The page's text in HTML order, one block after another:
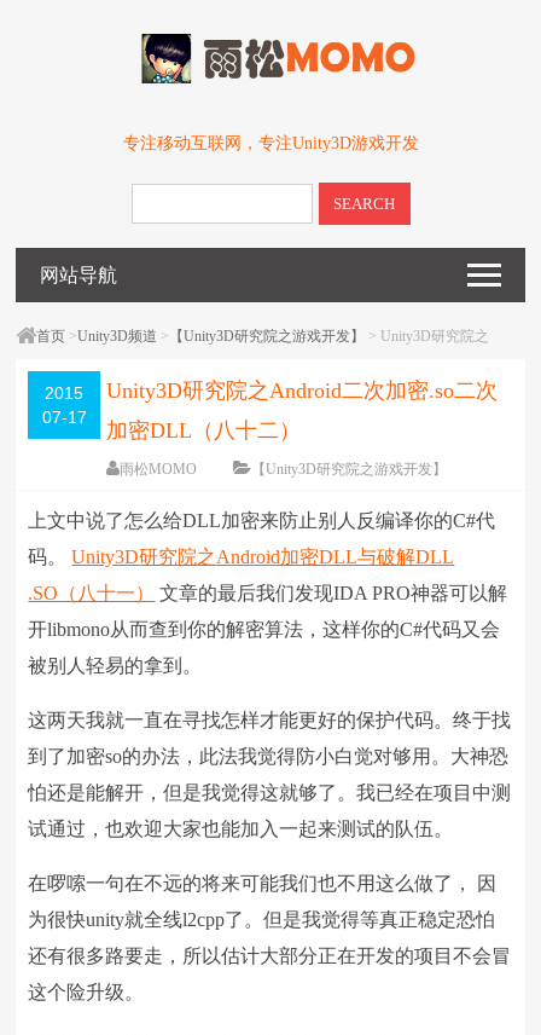
专注移动互联网，专注Unity3D游戏开发
SEARCH
网站导航
首页 >Unity3D频道 > 【Unity3D研究院之游戏开发】
> Unity3D研究院之
2015
07-17
Unity3D研究院之Android二次加密.so二次
加密DLL（八十二）
雨松MOMO
【Unity3D研究院之游戏开发】
编辑日期：2016-12-01 字体：大中小
上文中说了怎么给DLL加密来防止别人反编译你的C#代
码。Unity3D研究院之Android加密DLL与破解DLL
.SO（八十一）
文章的最后我们发现IDA PRO神器可以解
开libmono从而查到你的解密算法，这样你的C#代码又会
被别人轻易的拿到。
这两天我就一直在寻找怎样才能更好的保护代码。终于找
到了加密so的办法，此法我觉得防小白觉对够用。大神恐
怕还是能解开，但是我觉得这就够了。我已经在项目中测
试通过，也欢迎大家也能加入一起来测试的队伍。
在啰嗦一句在不远的将来可能我们也不用这么做了， 因
为很快unity就全线l2cpp了。但是我觉得等真正稳定恐怕
还有很多路要走，所以估计大部分正在开发的项目不会冒
这个险升级。